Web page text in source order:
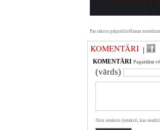
Par rakstu pārpublicēšanas
KOMENTĀRI |
KOMENTĀRI Pagaidām
(vārds)
Jūsu ieraksts (ieraksti, kas